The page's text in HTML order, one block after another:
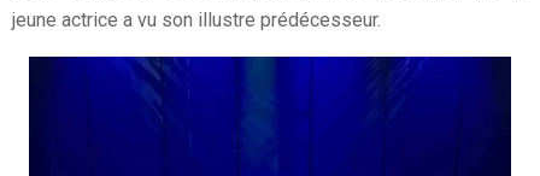
jeune actrice a vu son illustre prédécesseur.